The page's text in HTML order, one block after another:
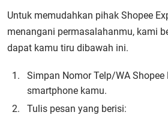
Untuk memudahkan pihak Shopee
menangani permasalahanmu, kami
dapat kamu tiru dibawah ini.
Simpan Nomor Telp/WA Shopee
smartphone kamu.
Tulis pesan yang berisi: